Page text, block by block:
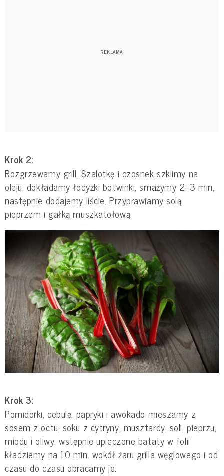
Krok 2:
Rozgrzewamy grill. Szalotkę i czosnek szklimy na
oleju, dokładamy łodyżki botwinki, smażymy 2–3 min,
następnie dodajemy liście. Przyprawiamy solą,
pieprzem i gałką muszkatołową.
Krok 3:
Pomidorki, cebulę, papryki i awokado mieszamy z
sosem z octu, soku z cytryny, musztardy, soli, pieprzu,
miodu i oliwy. wstępnie upieczone bataty w folii
kładziemy na 10 min. wokół żaru grilla węglowego i od
czasu do czasu obracamy je.